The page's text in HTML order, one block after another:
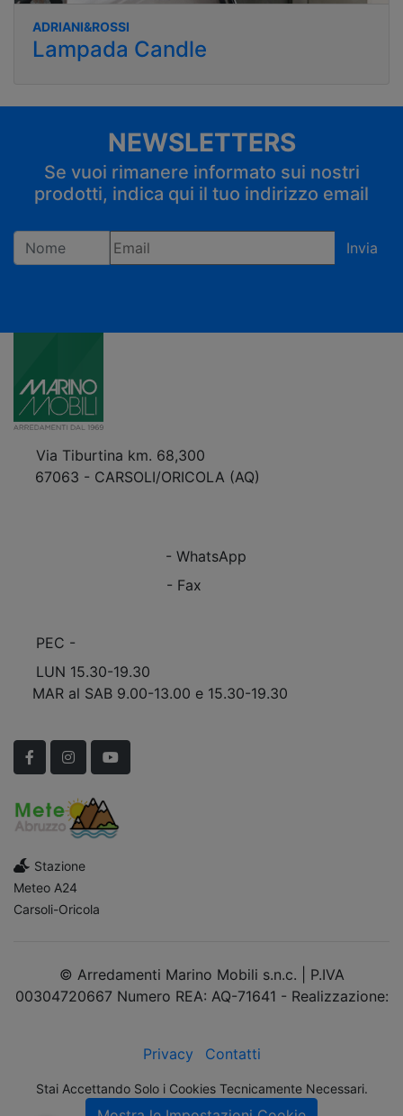
ADRIANI&ROSSI
Lampada Candle
NEWSLETTERS
Se vuoi rimanere informato sui nostri
prodotti, indica qui il tuo indirizzo email
Invia
Via Tiburtina km. 68,300
67063 - CARSOLI/ORICOLA (AQ)
- WhatsApp
- Fax
PEC -
LUN 15.30-19.30
MAR al SAB 9.00-13.00 e 15.30-19.30
FacebookInstagramYouTube
Stazione
Meteo A24
Carsoli-Oricola
© Arredamenti Marino Mobili s.n.c. | P.IVA
00304720667 Numero REA: AQ-71641 - Realizzazione:
Privacy
Contatti
Stai Accettando Solo i Cookies Tecnicamente Necessari.